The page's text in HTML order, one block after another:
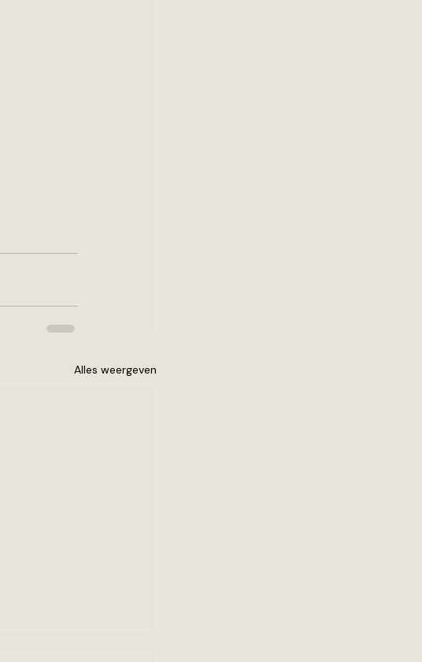
Alles weergeven